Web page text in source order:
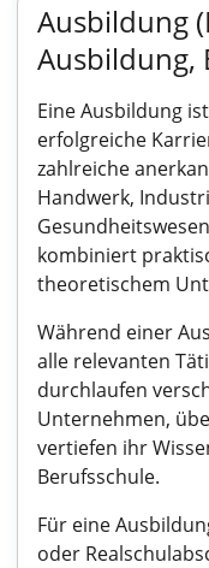
Ausbildung
Ausbildung,
Eine Ausbildung
erfolgreiche
zahlreiche
Handwerk,
kombiniert
theoretischem
Während einer
alle relevanten
durchlaufen
Unternehmen,
vertiefen ihr
Berufsschule.
Für eine
oder